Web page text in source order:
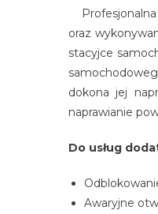
Profesjonalna
oraz
stacyjce
dokona jej
naprawianie
Do usług
Awaryjne